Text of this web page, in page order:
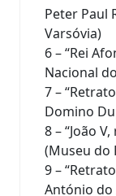
Peter Paul
Varsóvia)
6 – “Rei
Nacional
7 –
Domino
8 – “João
(Museu do
9 –
António do